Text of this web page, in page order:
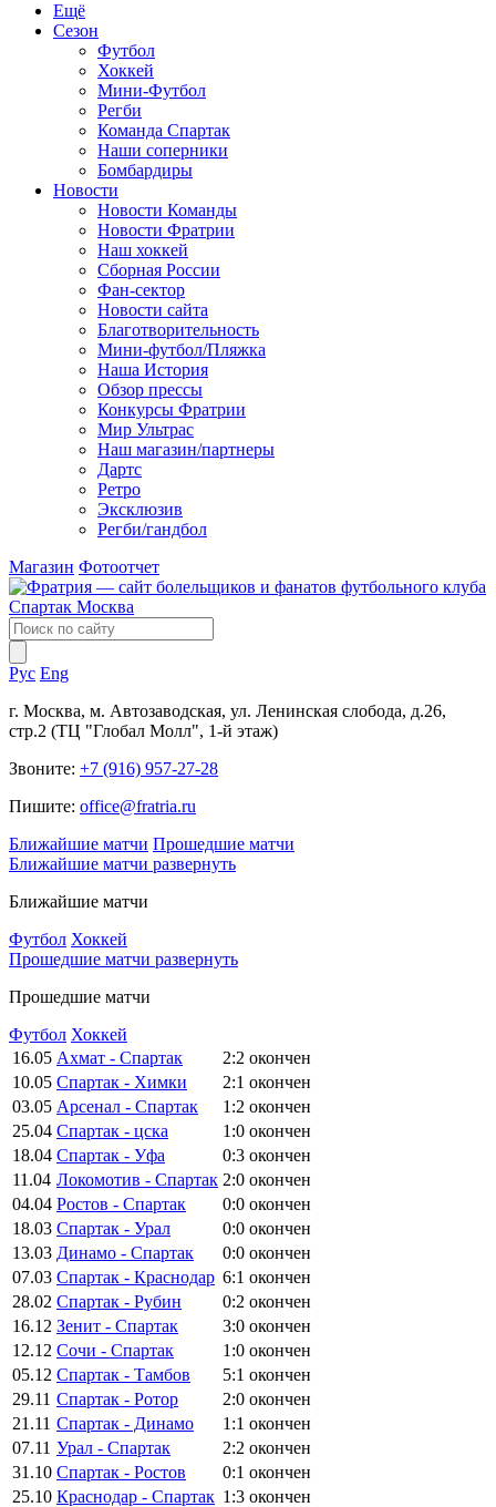
Ещё
Сезон
Футбол
Хоккей
Мини-Футбол
Регби
Команда Спартак
Наши соперники
Бомбардиры
Новости
Новости Команды
Новости Фратрии
Наш хоккей
Сборная России
Фан-cектор
Новости сайта
Благотворительность
Мини-футбол/Пляжка
Наша История
Обзор прессы
Конкурсы Фратрии
Мир Ультрас
Наш магазин/партнеры
Дартс
Ретро
Эксклюзив
Регби/гандбол
Магазин Фотоотчет
Рус Eng
г. Москва, м. Автозаводская, ул. Ленинская слобода, д.26,
стр.2 (ТЦ "Глобал Молл", 1-й этаж)
Звоните: +7 (916) 957-27-28
Пишите: office@fratria.ru
Ближайшие матчи Прошедшие матчи
Ближайшие матчи развернуть
Ближайшие матчи
Футбол Хоккей
Прошедшие матчи развернуть
Прошедшие матчи
Футбол Хоккей
16.05 Ахмат - Спартак 2:2 окончен
10.05 Спартак - Химки 2:1 окончен
03.05 Арсенал - Спартак 1:2 окончен
25.04 Спартак - цска 1:0 окончен
18.04 Спартак - Уфа 0:3 окончен
11.04 Локомотив - Спартак 2:0 окончен
04.04 Ростов - Спартак 0:0 окончен
18.03 Спартак - Урал 0:0 окончен
13.03 Динамо - Спартак 0:0 окончен
07.03 Спартак - Краснодар 6:1 окончен
28.02 Спартак - Рубин 0:2 окончен
16.12 Зенит - Спартак 3:0 окончен
12.12 Сочи - Спартак 1:0 окончен
05.12 Спартак - Тамбов 5:1 окончен
29.11 Спартак - Ротор 2:0 окончен
21.11 Спартак - Динамо 1:1 окончен
07.11 Урал - Спартак 2:2 окончен
31.10 Спартак - Ростов 0:1 окончен
25.10 Краснодар - Спартак 1:3 окончен